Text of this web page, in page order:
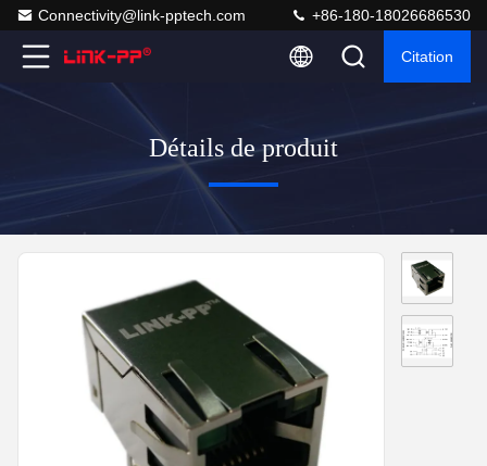
Connectivity@link-pptech.com +86-180-18026686530
Citation
Détails de produit